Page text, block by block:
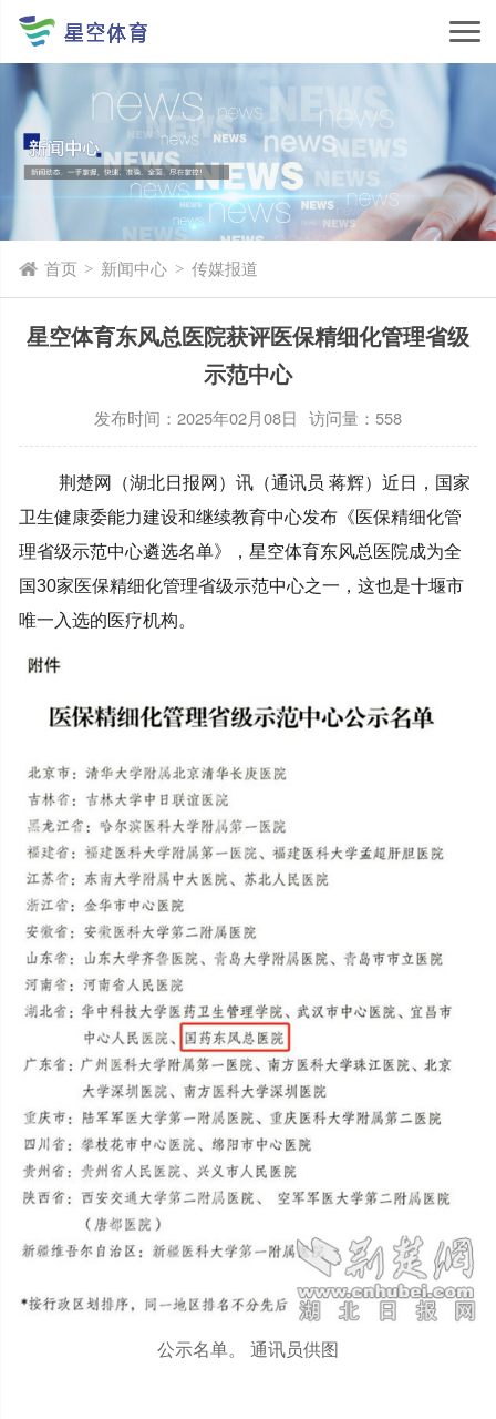
首页 > 新闻中心 > 传媒报道
星空体育东风总医院获评医保精细化管理省级
示范中心
发布时间：2025年02月08日 访问量：558
荆楚网（湖北日报网）讯（通讯员 蒋辉）近日，国家
卫生健康委能力建设和继续教育中心发布《医保精细化管
理省级示范中心遴选名单》，星空体育东风总医院成为全
国30家医保精细化管理省级示范中心之一，这也是十堰市
唯一入选的医疗机构。
公示名单。 通讯员供图